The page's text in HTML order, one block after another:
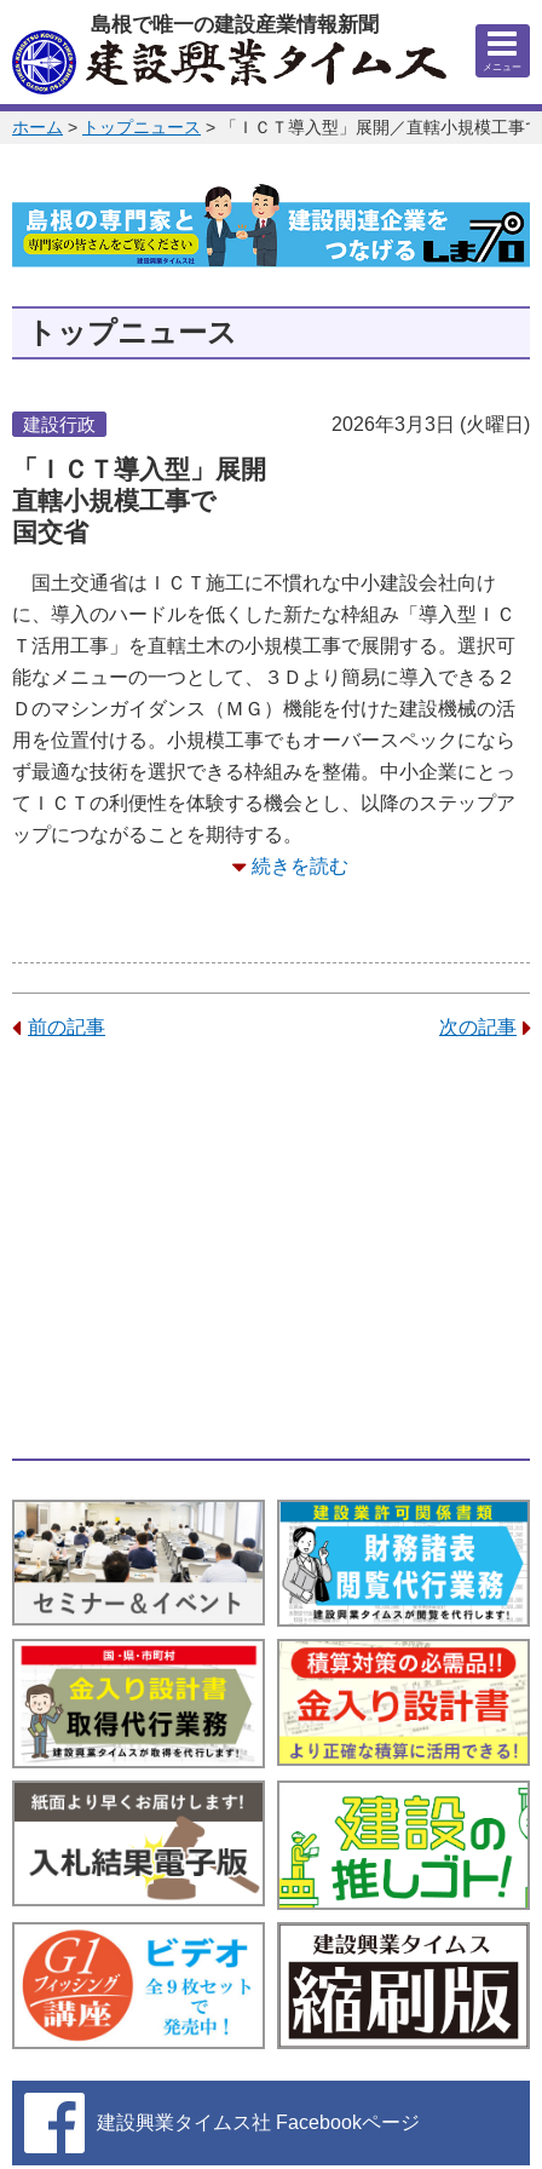
このページの本文へ
島根で唯一の建設産業情報新聞
メニュー
このページの位置:
ホーム > トップニュース > 「ＩＣＴ導入型」展開／直轄小規模工事
トップニュース
2026年3月3日 (火曜日)
建設行政
「ＩＣＴ導入型」展開
直轄小規模工事で
国交省
国土交通省はＩＣＴ施工に不慣れな中小建設会社向け
に、導入のハードルを低くした新たな枠組み「導入型ＩＣ
Ｔ活用工事」を直轄土木の小規模工事で展開する。選択可
能なメニューの一つとして、３Ｄより簡易に導入できる２
Ｄのマシンガイダンス（ＭＧ）機能を付けた建設機械の活
用を位置付ける。小規模工事でもオーバースペックになら
ず最適な技術を選択できる枠組みを整備。中小企業にとっ
てＩＣＴの利便性を体験する機会とし、以降のステップア
ップにつながることを期待する。
続きを読む
前の記事 次の記事
建設興業タイムス社 Facebookページ